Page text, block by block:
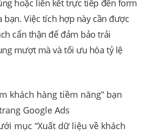
hoặc liên kết trực tiếp đến form
bạn. Việc tích hợp này cần được
cẩn thận để đảm bảo trải
mượt mà và tối ưu hóa tỷ lệ
khách hàng tiềm năng” bạn
Google Ads
mục “Xuất dữ liệu về khách